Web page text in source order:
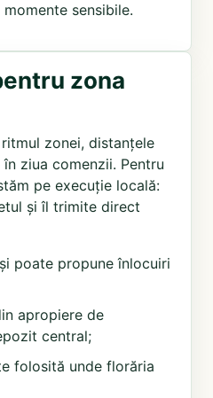
sensibile.
zona
zonei, distanțele
ziua comenzii. Pentru
pe execuție locală:
și îl trimite direct
poate propune înlocuiri
apropiere de
central;
folosită unde florăria